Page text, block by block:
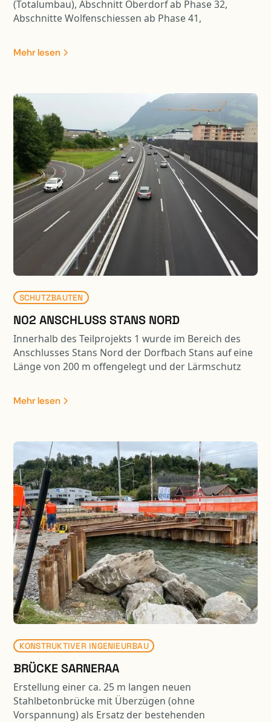
(Totalumbau), Abschnitt Oberdorf ab Phase 32,
Abschnitte Wolfenschiessen ab Phase 41,
Oberbausanierung inkl. Materialersatz - Sperrschicht
mit AC Rail 16 - Neue Gleisentwässerungen Typ 3b,
Neue Fahrleitungsfundamente - Instandsetzung und
Umbau Bahnübergänge (Strail-Platten,
Kabelschächte, Kabelrohranlage) - Ersatz Zäune und
Fahrzeugrückhaltesysteme - Abschnittslängen:
Oberdorf 640m, Wolfenschiessen 100m, Dörfli
1‘700m.
Mehr lesen
SCHUTZBAUTEN
N02 ANSCHLUSS STANS NORD
Innerhalb des Teilprojekts 1 wurde im Bereich des
Anschlusses Stans Nord der Dorfbach Stans auf eine
Länge von 200 m offengelegt und der Lärmschutz
hat eine Höhe von 4 m bis 7.50 m mit drei
integrierten Hochwasserentlastungen.
Mehr lesen
KONSTRUKTIVER INGENIEURBAU
BRÜCKE SARNERAA
Erstellung einer ca. 25 m langen neuen
Stahlbetonbrücke mit Überzügen (ohne
Vorspannung) als Ersatz der bestehenden